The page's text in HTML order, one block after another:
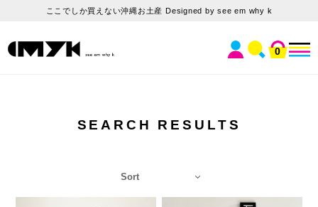
ここでしか買えない沖縄お土産 Designed by see em why k
0
SEARCH RESULTS